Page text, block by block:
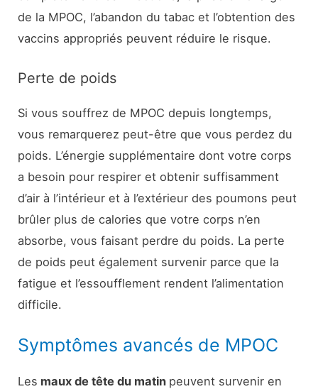
de la MPOC, l’abandon du tabac et l’obtention des
vaccins appropriés peuvent réduire le risque.
Perte de poids
Si vous souffrez de MPOC depuis longtemps,
vous remarquerez peut-être que vous perdez du
poids. L’énergie supplémentaire dont votre corps
a besoin pour respirer et obtenir suffisamment
d’air à l’intérieur et à l’extérieur des poumons peut
brûler plus de calories que votre corps n’en
absorbe, vous faisant perdre du poids. La perte
de poids peut également survenir parce que la
fatigue et l’essoufflement rendent l’alimentation
difficile.
Symptômes avancés de MPOC
Les maux de tête du matin peuvent survenir en